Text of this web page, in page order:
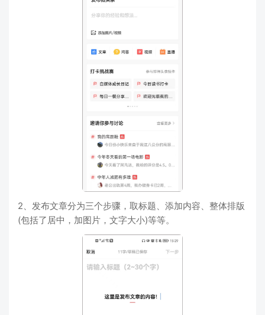
2、发布文章分为三个步骤，取标题、添加内容、整体排版
(包括了居中，加图片，文字大小)等等。